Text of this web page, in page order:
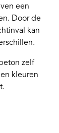
een
Door de
kan
zelf
kleuren